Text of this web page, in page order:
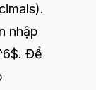
nhập
Để